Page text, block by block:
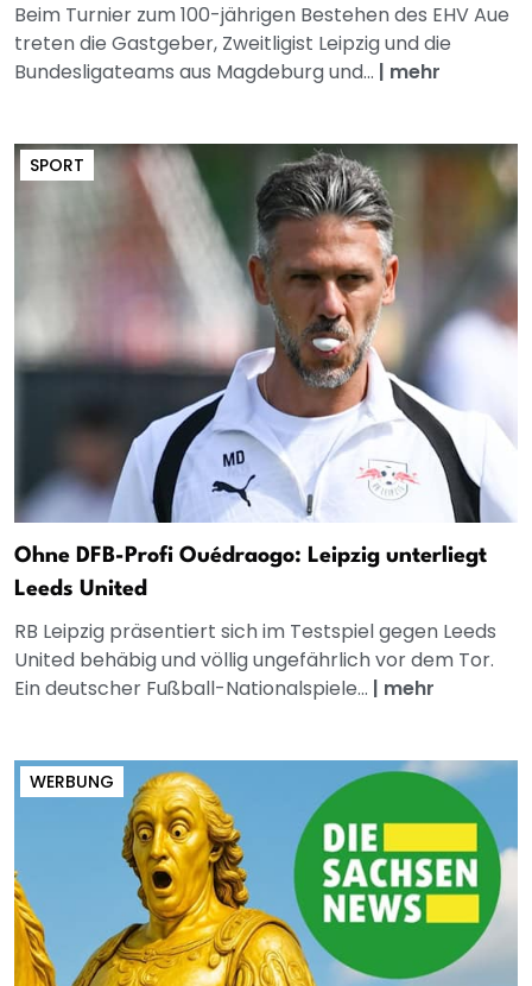
Beim Turnier zum 100-jährigen Bestehen des EHV Aue
treten die Gastgeber, Zweitligist Leipzig und die
Bundesligateams aus Magdeburg und... | mehr
SPORT
Ohne DFB-Profi Ouédraogo: Leipzig unterliegt
Leeds United
RB Leipzig präsentiert sich im Testspiel gegen Leeds
United behäbig und völlig ungefährlich vor dem Tor.
Ein deutscher Fußball-Nationalspiele... | mehr
WERBUNG